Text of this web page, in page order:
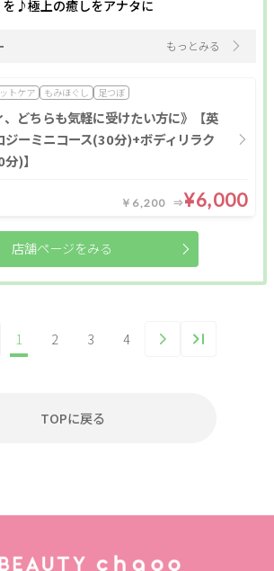
を♪極上の癒しをアナタに
もっとみる
トケア もみほぐし 足つぼ
、どちらも気軽に受けたい方に》【英
ジーミニコース(30分)+ボディリラク
)】
￥6,200 ¥6,000
店舗ページをみる
1 2 3 4
TOPに戻る